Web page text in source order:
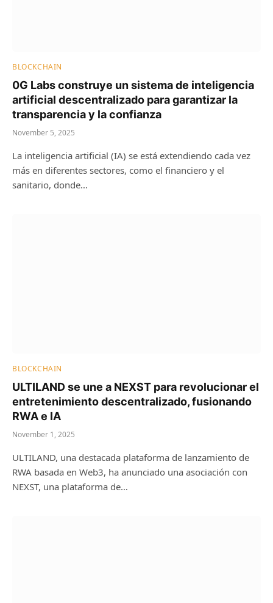
BLOCKCHAIN
0G Labs construye un sistema de inteligencia
artificial descentralizado para garantizar la
transparencia y la confianza
November 5, 2025
La inteligencia artificial (IA) se está extendiendo cada vez
más en diferentes sectores, como el financiero y el
sanitario, donde…
BLOCKCHAIN
ULTILAND se une a NEXST para revolucionar el
entretenimiento descentralizado, fusionando
RWA e IA
November 1, 2025
ULTILAND, una destacada plataforma de lanzamiento de
RWA basada en Web3, ha anunciado una asociación con
NEXST, una plataforma de…